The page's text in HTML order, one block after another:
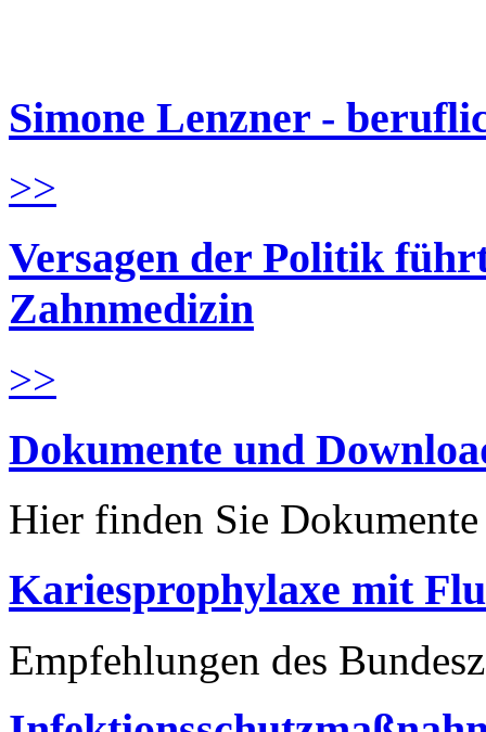
Simone Lenzner -
>>
Versagen der Politik
Zahnmedizin
>>
Dokumente und
Hier finden Sie
Kariesprophylaxe mit
Empfehlungen des